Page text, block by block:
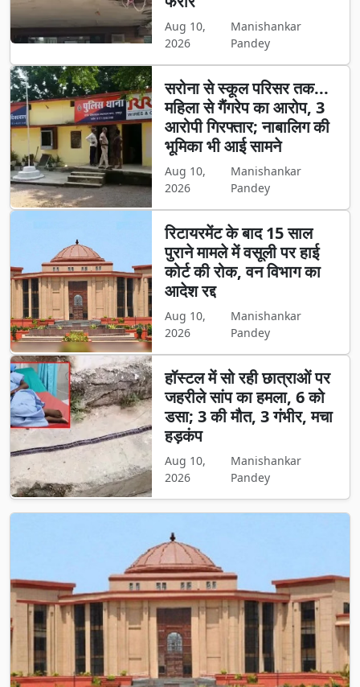
Aug 10,
2026
Manishankar
Pandey
सरोना से स्कूल परिसर तक...
महिला से गैंगरेप का आरोप, 3
आरोपी गिरफ्तार; नाबालिग की
भूमिका भी आई सामने
Aug 10,
2026
Manishankar
Pandey
रिटायरमेंट के बाद 15 साल
पुराने मामले में वसूली पर हाई
कोर्ट की रोक, वन विभाग का
आदेश रद्द
Aug 10,
2026
Manishankar
Pandey
हॉस्टल में सो रही छात्राओं पर
जहरीले सांप का हमला, 6 को
डसा; 3 की मौत, 3 गंभीर, मचा
हड़कंप
Aug 10,
2026
Manishankar
Pandey